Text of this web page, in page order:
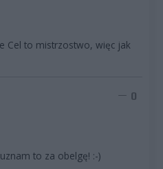
Cel to mistrzostwo, więc jak
0
to za obelgę! :-)